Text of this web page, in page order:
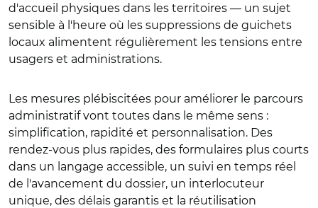
d'accueil physiques dans les territoires — un sujet
sensible à l'heure où les suppressions de guichets
locaux alimentent régulièrement les tensions entre
usagers et administrations.
Les mesures plébiscitées pour améliorer le parcours
administratif vont toutes dans le même sens :
simplification, rapidité et personnalisation. Des
rendez-vous plus rapides, des formulaires plus courts
dans un langage accessible, un suivi en temps réel
de l'avancement du dossier, un interlocuteur
unique, des délais garantis et la réutilisation